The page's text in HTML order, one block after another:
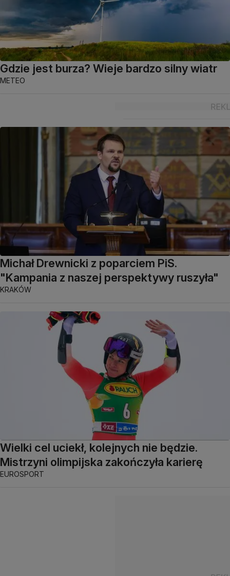
Gdzie jest burza? Wieje bardzo silny wiatr
METEO
Michał Drewnicki z poparciem PiS.
"Kampania z naszej perspektywy ruszyła"
KRAKÓW
Wielki cel uciekł, kolejnych nie będzie.
Mistrzyni olimpijska zakończyła karierę
EUROSPORT